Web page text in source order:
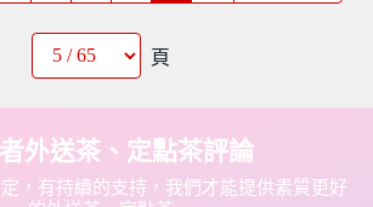
頁
外送茶、定點茶評論
，有持續的支持，我們才能提供素質更好